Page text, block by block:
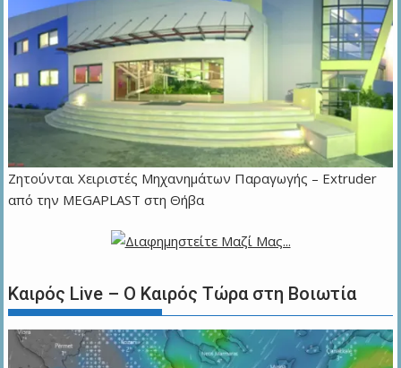
Zητούνται Χειριστές Μηχανημάτων Παραγωγής – Extruder
από την MEGAPLAST στη Θήβα
Καιρός Live – Ο Καιρός Τώρα στη Βοιωτία